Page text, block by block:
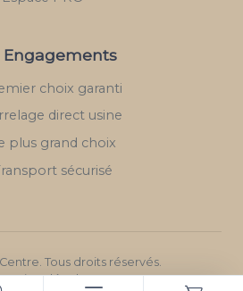
Engagements
choix garanti
direct usine
plus grand choix
sécurisé
Tous droits réservés.
légales